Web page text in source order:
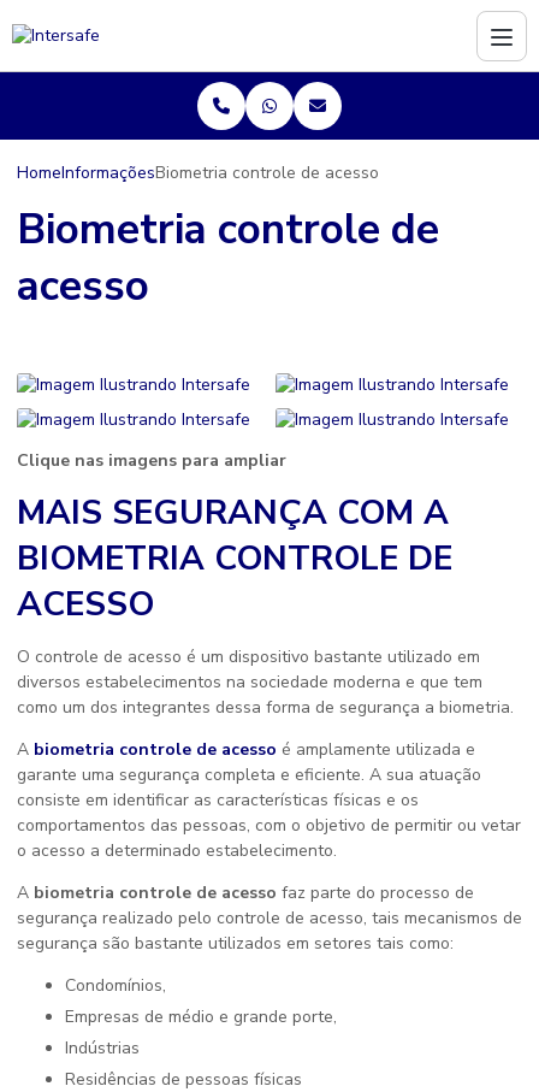
HomeInformaçõesBiometria controle de acesso
Biometria controle de
acesso
Clique nas imagens para ampliar
MAIS SEGURANÇA COM A
BIOMETRIA CONTROLE DE
ACESSO
O controle de acesso é um dispositivo bastante utilizado em
diversos estabelecimentos na sociedade moderna e que tem
como um dos integrantes dessa forma de segurança a biometria.
A biometria controle de acesso é amplamente utilizada e
garante uma segurança completa e eficiente. A sua atuação
consiste em identificar as características físicas e os
comportamentos das pessoas, com o objetivo de permitir ou vetar
o acesso a determinado estabelecimento.
A biometria controle de acesso faz parte do processo de
segurança realizado pelo controle de acesso, tais mecanismos de
segurança são bastante utilizados em setores tais como:
Condomínios,
Empresas de médio e grande porte,
Indústrias
Residências de pessoas físicas